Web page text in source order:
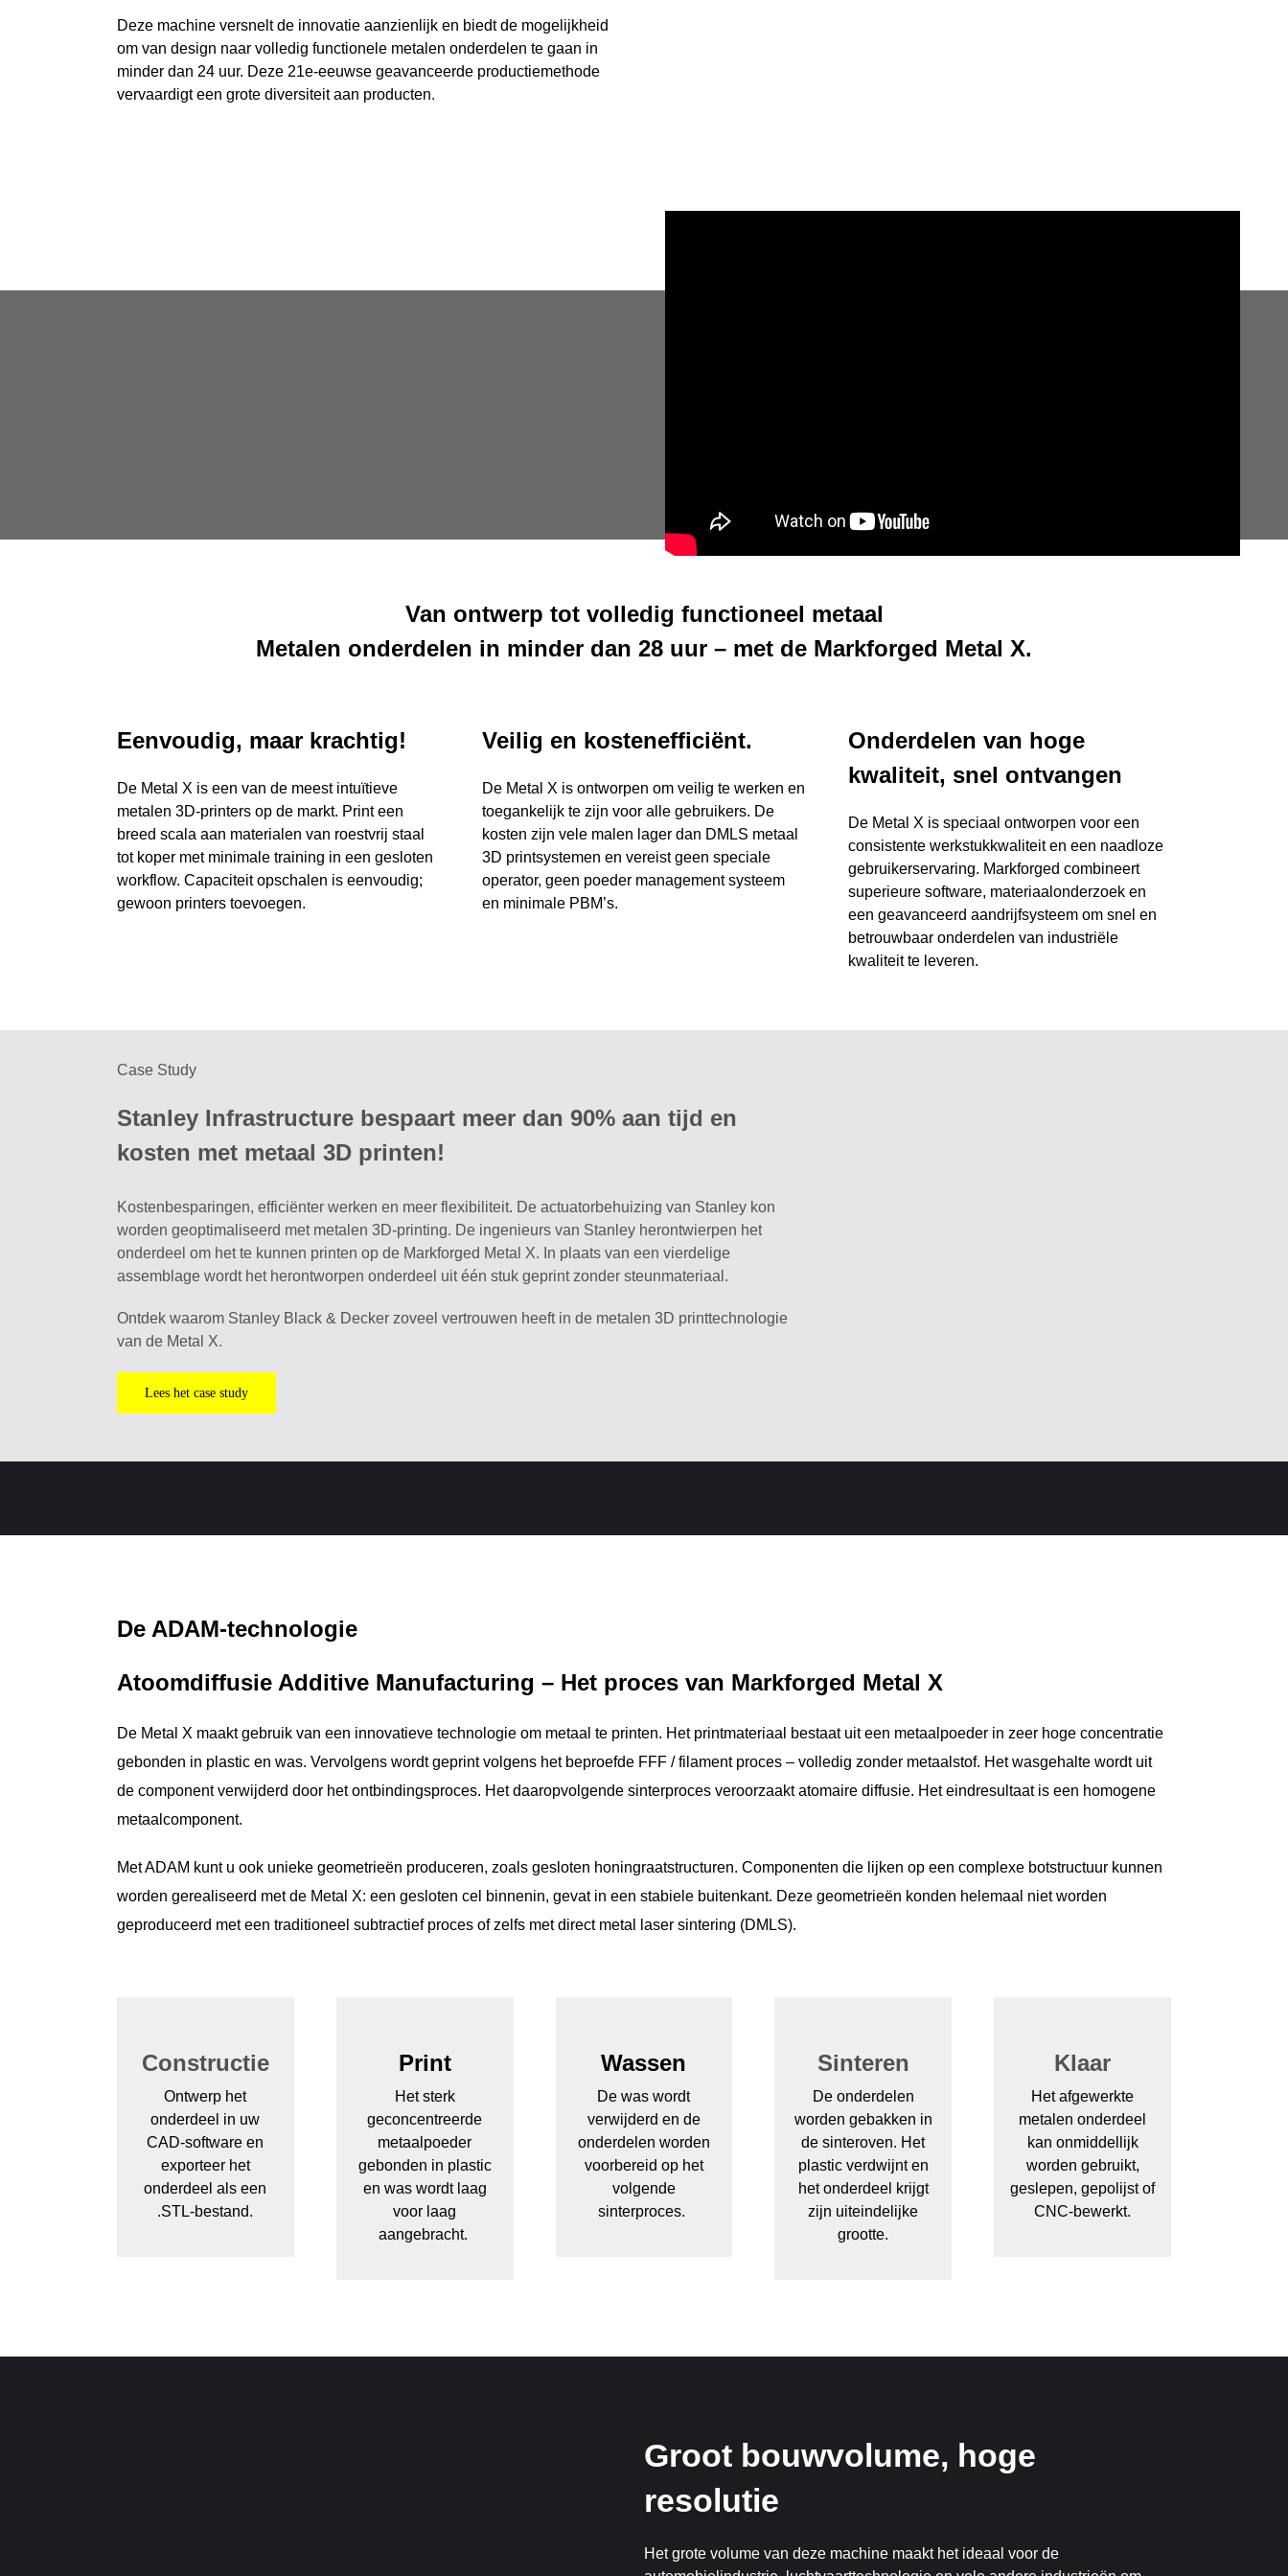
Deze machine versnelt de innovatie aanzienlijk en biedt de mogelijkheid
om van design naar volledig functionele metalen onderdelen te gaan in
minder dan 24 uur. Deze 21e-eeuwse geavanceerde productiemethode
vervaardigt een grote diversiteit aan producten.
Van ontwerp tot volledig functioneel metaal
Metalen onderdelen in minder dan 28 uur – met de Markforged Metal X.
Eenvoudig, maar krachtig!
De Metal X is een van de meest intuïtieve
metalen 3D-printers op de markt. Print een
breed scala aan materialen van roestvrij staal
tot koper met minimale training in een gesloten
workflow. Capaciteit opschalen is eenvoudig;
gewoon printers toevoegen.
Veilig en kostenefficiënt.
De Metal X is ontworpen om veilig te werken en
toegankelijk te zijn voor alle gebruikers. De
kosten zijn vele malen lager dan DMLS metaal
3D printsystemen en vereist geen speciale
operator, geen poeder management systeem
en minimale PBM’s.
Onderdelen van hoge
kwaliteit, snel ontvangen
De Metal X is speciaal ontworpen voor een
consistente werkstukkwaliteit en een naadloze
gebruikerservaring. Markforged combineert
superieure software, materiaalonderzoek en
een geavanceerd aandrijfsysteem om snel en
betrouwbaar onderdelen van industriële
kwaliteit te leveren.
Case Study
Stanley Infrastructure bespaart meer dan 90% aan tijd en
kosten met metaal 3D printen!
Kostenbesparingen, efficiënter werken en meer flexibiliteit. De actuatorbehuizing van Stanley kon
worden geoptimaliseerd met metalen 3D-printing. De ingenieurs van Stanley herontwierpen het
onderdeel om het te kunnen printen op de Markforged Metal X. In plaats van een vierdelige
assemblage wordt het herontworpen onderdeel uit één stuk geprint zonder steunmateriaal.
Ontdek waarom Stanley Black & Decker zoveel vertrouwen heeft in de metalen 3D printtechnologie
van de Metal X.
Lees het case study
De ADAM-technologie
Atoomdiffusie Additive Manufacturing – Het proces van Markforged Metal X
De Metal X maakt gebruik van een innovatieve technologie om metaal te printen. Het printmateriaal bestaat uit een metaalpoeder in zeer hoge concentratie
gebonden in plastic en was. Vervolgens wordt geprint volgens het beproefde FFF / filament proces – volledig zonder metaalstof. Het wasgehalte wordt uit
de component verwijderd door het ontbindingsproces. Het daaropvolgende sinterproces veroorzaakt atomaire diffusie. Het eindresultaat is een homogene
metaalcomponent.
Met ADAM kunt u ook unieke geometrieën produceren, zoals gesloten honingraatstructuren. Componenten die lijken op een complexe botstructuur kunnen
worden gerealiseerd met de Metal X: een gesloten cel binnenin, gevat in een stabiele buitenkant. Deze geometrieën konden helemaal niet worden
geproduceerd met een traditioneel subtractief proces of zelfs met direct metal laser sintering (DMLS).
Constructie
Ontwerp het
onderdeel in uw
CAD-software en
exporteer het
onderdeel als een
.STL-bestand.
Print
Het sterk
geconcentreerde
metaalpoeder
gebonden in plastic
en was wordt laag
voor laag
aangebracht.
Wassen
De was wordt
verwijderd en de
onderdelen worden
voorbereid op het
volgende
sinterproces.
Sinteren
De onderdelen
worden gebakken in
de sinteroven. Het
plastic verdwijnt en
het onderdeel krijgt
zijn uiteindelijke
grootte.
Klaar
Het afgewerkte
metalen onderdeel
kan onmiddellijk
worden gebruikt,
geslepen, gepolijst of
CNC-bewerkt.
Groot bouwvolume, hoge
resolutie
Het grote volume van deze machine maakt het ideaal voor de